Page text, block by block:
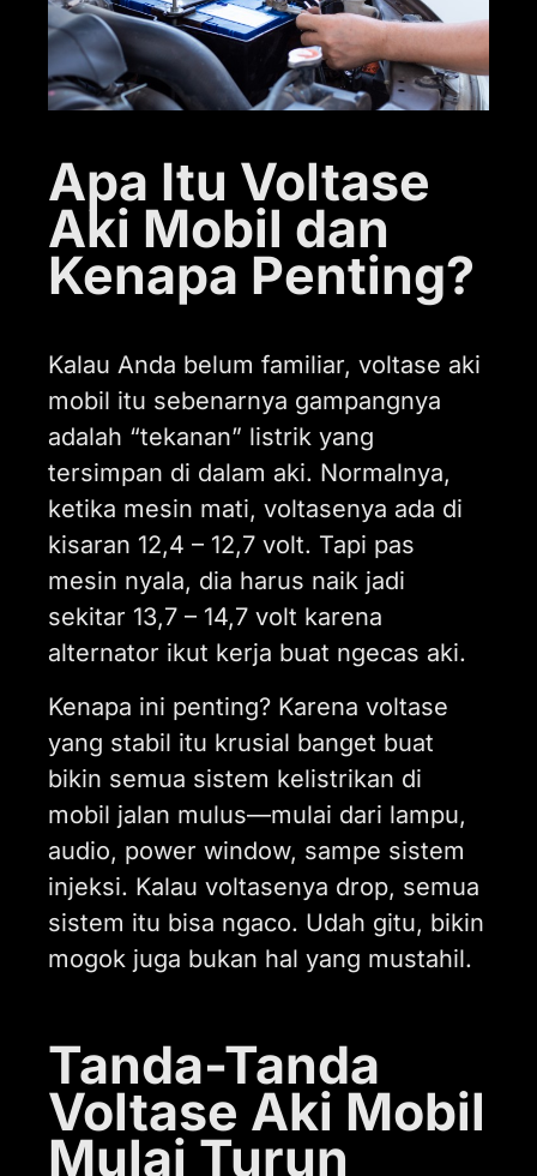
Apa Itu Voltase
Aki Mobil dan
Kenapa Penting?
Kalau Anda belum familiar, voltase aki
mobil itu sebenarnya gampangnya
adalah “tekanan” listrik yang
tersimpan di dalam aki. Normalnya,
ketika mesin mati, voltasenya ada di
kisaran 12,4 – 12,7 volt. Tapi pas
mesin nyala, dia harus naik jadi
sekitar 13,7 – 14,7 volt karena
alternator ikut kerja buat ngecas aki.
Kenapa ini penting? Karena voltase
yang stabil itu krusial banget buat
bikin semua sistem kelistrikan di
mobil jalan mulus—mulai dari lampu,
audio, power window, sampe sistem
injeksi. Kalau voltasenya drop, semua
sistem itu bisa ngaco. Udah gitu, bikin
mogok juga bukan hal yang mustahil.
Tanda-Tanda
Voltase Aki Mobil
Mulai Turun